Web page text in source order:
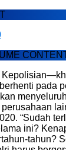
pada
“Sudah
ini?
tahun?